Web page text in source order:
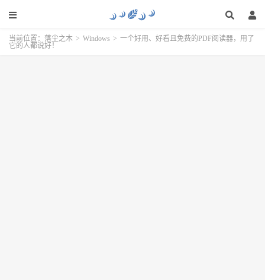
当前位置： 落尘之木 > Windows > 一个好用、好看且免费的PDF阅读器，用了
它的人都说好！